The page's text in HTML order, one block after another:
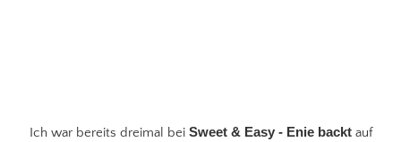
Ich war bereits dreimal bei Sweet & Easy - Enie backtauf